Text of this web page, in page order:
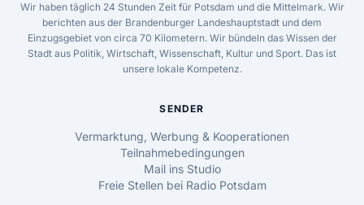
Wir haben täglich 24 Stunden Zeit für Potsdam und die Mittelmark. Wir
berichten aus der Brandenburger Landeshauptstadt und dem
Einzugsgebiet von circa 70 Kilometern. Wir bündeln das Wissen der
Stadt aus Politik, Wirtschaft, Wissenschaft, Kultur und Sport. Das ist
unsere lokale Kompetenz.
SENDER
Vermarktung, Werbung & Kooperationen
Teilnahmebedingungen
Mail ins Studio
Freie Stellen bei Radio Potsdam